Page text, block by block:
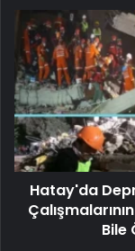
Hatay'da
Bile